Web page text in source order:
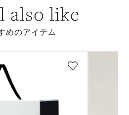
also like
めのアイテム